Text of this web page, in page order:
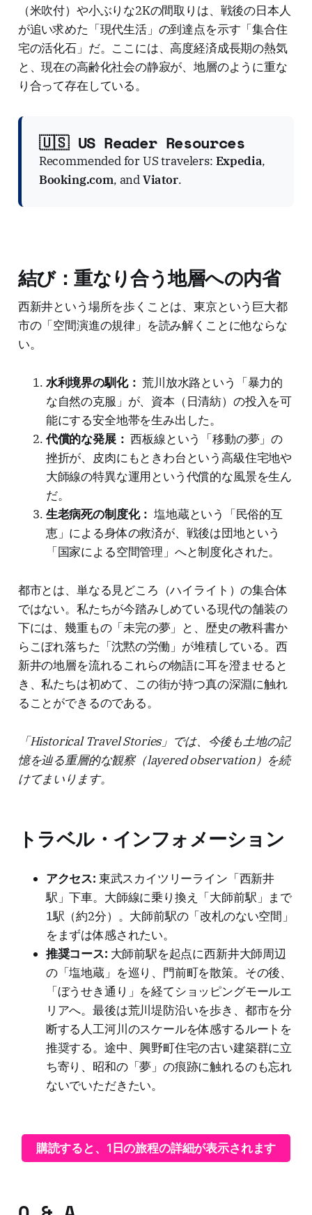
（米吹付）や小ぶりな2Kの間取りは、戦後の日本人
が追い求めた「現代生活」の到達点を示す「集合住
宅の活化石」だ。ここには、高度経済成長期の熱気
と、現在の高齢化社会の静寂が、地層のように重な
り合って存在している。
🇺🇸 US Reader Resources
Recommended for US travelers: Expedia,
Booking.com, andViator.
結び：重なり合う地層への内省
西新井という場所を歩くことは、東京という巨大都
市の「空間演進の規律」を読み解くことに他ならな
い。
水利境界の馴化： 荒川放水路という「暴力的
な自然の克服」が、資本（日清紡）の投入を可
能にする安全地帯を生み出した。
代償的な発展： 西板線という「移動の夢」の
挫折が、皮肉にもときわ台という高級住宅地や
大師線の特異な運用という代償的な風景を生ん
だ。
生老病死の制度化： 塩地蔵という「民俗的互
恵」による身体の救済が、戦後は団地という
「国家による空間管理」へと制度化された。
都市とは、単なる見どころ（ハイライト）の集合体
ではない。私たちが今踏みしめている現代の舗装の
下には、幾重もの「未完の夢」と、歴史の教科書か
らこぼれ落ちた「沈黙の労働」が堆積している。西
新井の地層を流れるこれらの物語に耳を澄ませると
き、私たちは初めて、この街が持つ真の深淵に触れ
ることができるのである。
「Historical Travel Stories」では、今後も土地の記
憶を辿る重層的な観察（layered observation）を続
けてまいります。
トラベル・インフォメーション
アクセス: 東武スカイツリーライン「西新井
駅」下車。大師線に乗り換え「大師前駅」まで
1駅（約2分）。大師前駅の「改札のない空間」
をまずは体感されたい。
推奨コース: 大師前駅を起点に西新井大師周辺
の「塩地蔵」を巡り、門前町を散策。その後、
「ぼうせき通り」を経てショッピングモールエ
リアへ。最後は荒川堤防沿いを歩き、都市を分
断する人工河川のスケールを体感するルートを
推奨する。途中、興野町住宅の古い建築群に立
ち寄り、昭和の「夢」の痕跡に触れるのも忘れ
ないでいただきたい。
購読すると、1日の旅程の詳細が表示されます